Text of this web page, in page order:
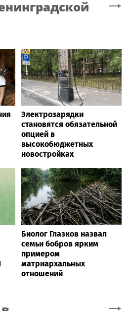
Электрозарядки
становятся обязательной
опцией в
высокобюджетных
новостройках
Биолог Глазков назвал
семьи бобров ярким
примером
матриархальных
отношений